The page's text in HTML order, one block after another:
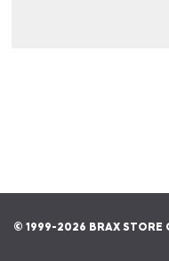
© 1999-2026 BRAX STORE